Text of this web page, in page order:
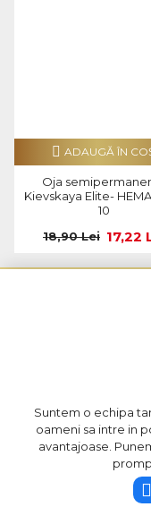
Oja
Kievskaya Elite-
10
17,22
18,90 Lei
ADAUGĂ ÎN
Suntem o echipa
oameni sa intre in
avantajoase.